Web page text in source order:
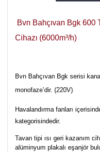
Bvn Bahçıvan Bgk 600
Cihazı (6000m³/h)
Bvn Bahçıvan Bgk serisi
monofaze’dir. (220V)
Havalandırma fanları
kategorisindedir.
Tavan tipi ısı geri kazanım
alüminyum plakalı eşanjör